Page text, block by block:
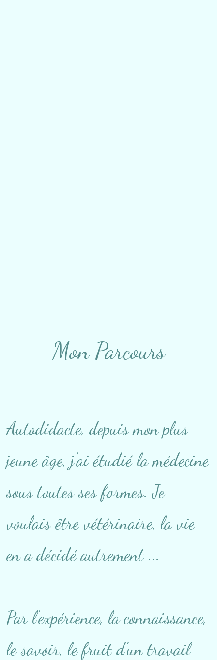
Mon Parcours
Autodidacte, depuis mon plus
jeune âge, j'ai étudié la médecine
sous toutes ses formes. Je
voulais être vétérinaire, la vie
en a décidé autrement ...
Par l'expérience, la connaissance,
le savoir, le fruit d'un travail